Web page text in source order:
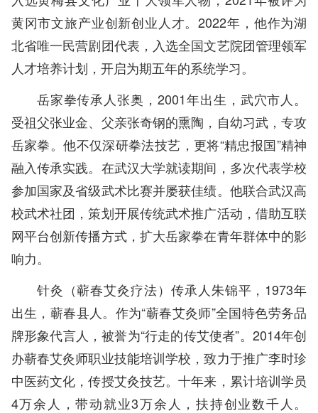
黄冈市文旅产业创新创业人才。2022年，他作为湖
北省唯一民营剧团代表，入选全国文艺院团管理领军
人才培养计划，开启为期五年的系统学习。
岳家拳传承人张奥，2001年出生，武穴市人。
受祖父张业金、父亲张奇钢的熏陶，自幼习武，专攻
岳家拳。他不仅深研拳法技艺，更将“精忠报国”精神
融入传承实践。在武汉大学就读期间，多次代表学校
参加国家及省级武术比赛并屡获佳绩。他联合武汉高
校武术社团，策划开展传统武术推广活动，借助互联
网平台创新传播方式，扩大岳家拳在青年群体中的影
响力。
针灸（蕲春艾灸疗法）传承人朱锦平，1973年
出生，蕲春县人。作为“蕲春艾灸师”全国特色劳务品
牌形象代言人，被誉为“行走的传艾使者”。2014年创
办蕲春艾灸师职业技能培训学校，致力于推广李时珍
中医药文化，传授艾灸技艺。十年来，累计培训学员
4万余人，带动就业3万余人，扶持创业数千人。